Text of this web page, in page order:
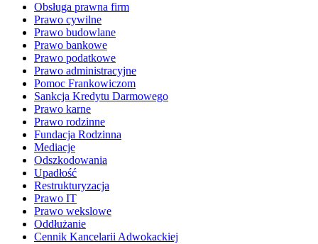
Obsługa prawna firm
Prawo cywilne
Prawo budowlane
Prawo bankowe
Prawo podatkowe
Prawo administracyjne
Pomoc Frankowiczom
Sankcja Kredytu Darmowego
Prawo karne
Prawo rodzinne
Fundacja Rodzinna
Mediacje
Odszkodowania
Upadłość
Restrukturyzacja
Prawo IT
Prawo wekslowe
Oddłużanie
Cennik Kancelarii Adwokackiej